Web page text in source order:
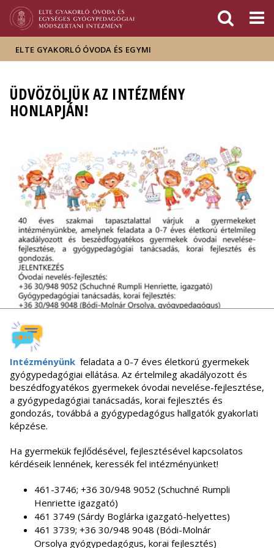
Hírek
Események
ELTE a
sajtóban
ELTE GYAKORLÓ ÓVODA ÉS EGYMI
ÜDVÖZÖLJÜK AZ INTÉZMÉNY
HONLAPJÁN!
Intézményünk feladata a 0-7 éves életkorú gyermekek
gyógypedagógiai ellátása. Az értelmileg akadályozott és
beszédfogyatékos gyermekek óvodai nevelése-fejlesztése,
a gyógypedagógiai tanácsadás, korai fejlesztés és
gondozás, továbbá a gyógypedagógus hallgatók gyakorlati
képzése.
Ha gyermekük fejlődésével, fejlesztésével kapcsolatos
kérdéseik lennének, keressék fel intézményünket!
461-3746; +36 30/948 9052 (Schuchné Rumpli
Henriette igazgató)
461 3749 (Sárdy Boglárka igazgató-helyettes)
461 3739; +36 30/948 9048 (Bódi-Molnár
Orsolya gyógypedagógus, korai fejlesztés)